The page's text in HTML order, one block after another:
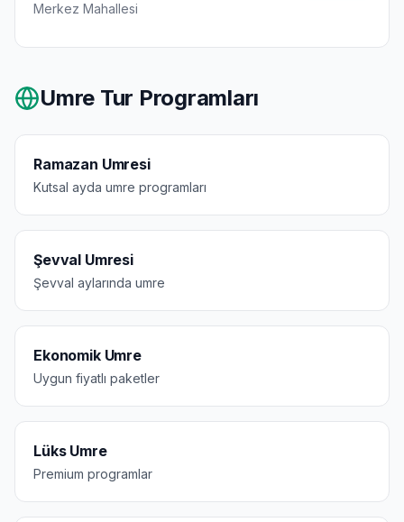
Merkez Mahallesi
Umre Tur Programları
Ramazan Umresi
Kutsal ayda umre programları
Şevval Umresi
Şevval aylarında umre
Ekonomik Umre
Uygun fiyatlı paketler
Lüks Umre
Premium programlar